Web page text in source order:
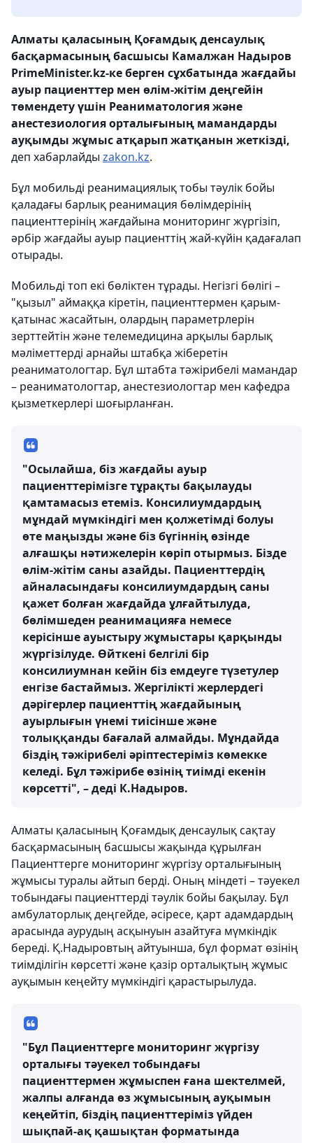
Алматы қаласының Қоғамдық денсаулық
басқармасының басшысы Камалжан Надыров
PrimeМinister.kz-ке берген сұхбатында жағдайы
ауыр пациенттер мен өлім-жітім деңгейін
төмендету үшін Реаниматология және
анестезиология орталығының мамандарды
ауқымды жұмыс атқарып жатқанын жеткізді,
деп хабарлайды zakon.kz.
Бұл мобильді реанимациялық тобы тәулік бойы
қаладағы барлық реанимация бөлімдерінің
пациенттерінің жағдайына мониторинг жүргізіп,
әрбір жағдайы ауыр пациенттің жай-күйін қадағалап
отырады.
Мобильді топ екі бөліктен тұрады. Негізгі бөлігі –
"қызыл" аймаққа кіретін, пациенттермен қарым-
қатынас жасайтын, олардың параметрлерін
зерттейтін және телемедицина арқылы барлық
мәліметтерді арнайы штабқа жіберетін
реаниматологтар. Бұл штабта тәжірибелі мамандар
– реаниматологтар, анестезиологтар мен кафедра
қызметкерлері шоғырланған.
"Осылайша, біз жағдайы ауыр
пациенттерімізге тұрақты бақылауды
қамтамасыз етеміз. Консилиумдардың
мұндай мүмкіндігі мен қолжетімді болуы
өте маңызды және біз бүгіннің өзінде
алғашқы нәтижелерін көріп отырмыз. Бізде
өлім-жітім саны азайды. Пациенттердің
айналасындағы консилиумдардың саны
қажет болған жағдайда ұлғайтылуда,
бөлімшеден реанимацияға немесе
керісінше ауыстыру жұмыстары қарқынды
жүргізілуде. Өйткені белгілі бір
консилиумнан кейін біз емдеуге түзетулер
енгізе бастаймыз. Жергілікті жерлердегі
дәрігерлер пациенттің жағдайының
ауырлығын үнемі тиісінше және
толыққанды бағалай алмайды. Мұндайда
біздің тәжірибелі әріптестеріміз көмекке
келеді. Бұл тәжірибе өзінің тиімді екенін
көрсетті", – деді К.Надыров.
Алматы қаласының Қоғамдық денсаулық сақтау
басқармасының басшысы жақында құрылған
Пациенттерге мониторинг жүргізу орталығының
жұмысы туралы айтып берді. Оның міндеті – тәуекел
тобындағы пациенттерді тәулік бойы бақылау. Бұл
амбулаторлық деңгейде, әсіресе, қарт адамдардың
арасында аурудың асқынуын азайтуға мүмкіндік
береді. Қ.Надыровтың айтуынша, бұл формат өзінің
тиімділігін көрсетті және қазір орталықтың жұмыс
ауқымын кеңейту мүмкіндігі қарастырылуда.
"Бұл Пациенттерге мониторинг жүргізу
орталығы тәуекел тобындағы
пациенттермен жұмыспен ғана шектелмей,
жалпы алғанда өз жұмысының ауқымын
кеңейтіп, біздің пациенттеріміз үйден
шықпай-ақ қашықтан форматында